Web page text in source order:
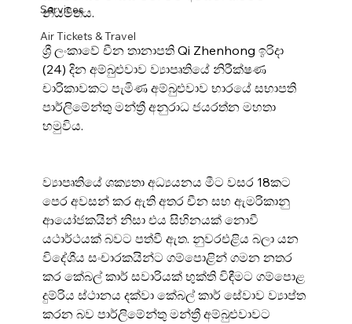
Services
Air Tickets & Travel
නියමිතය.
ශ්‍රී ලංකාවේ චීන තානාපති Qi Zhenhong ඉරිදා
(24) දින අම්බුළුවාව ව්‍යාපෘතියේ නිරීක්ෂණ
චාරිකාවකට පැමිණ අම්බුළුවාව භාරයේ සභාපති
පාර්ලිමේන්තු මන්ත්‍රී අනුරාධ ජයරත්න මහතා
හමුවිය.
ව්‍යාපෘතියේ ශක්‍යතා අධ්‍යයනය මීට වසර 18කට
පෙර අවසන් කර ඇති අතර චීන සහ ඇමරිකානු
ආයෝජකයින් නිසා එය සිහිනයක් නොවී
යථාර්ථයක් බවට පත්වී ඇත. නුවරඑළිය බලා යන
විදේශීය සංචාරකයින්ට ගම්පොළින් ගමන නතර
කර කේබල් කාර් සවාරියක් භුක්ති විඳීමට ගම්පොළ
දුම්රිය ස්ථානය දක්වා කේබල් කාර් සේවාව ව්‍යාප්ත
කරන බව පාර්ලිමේන්තු මන්ත්‍රී අම්බුළුවාවට